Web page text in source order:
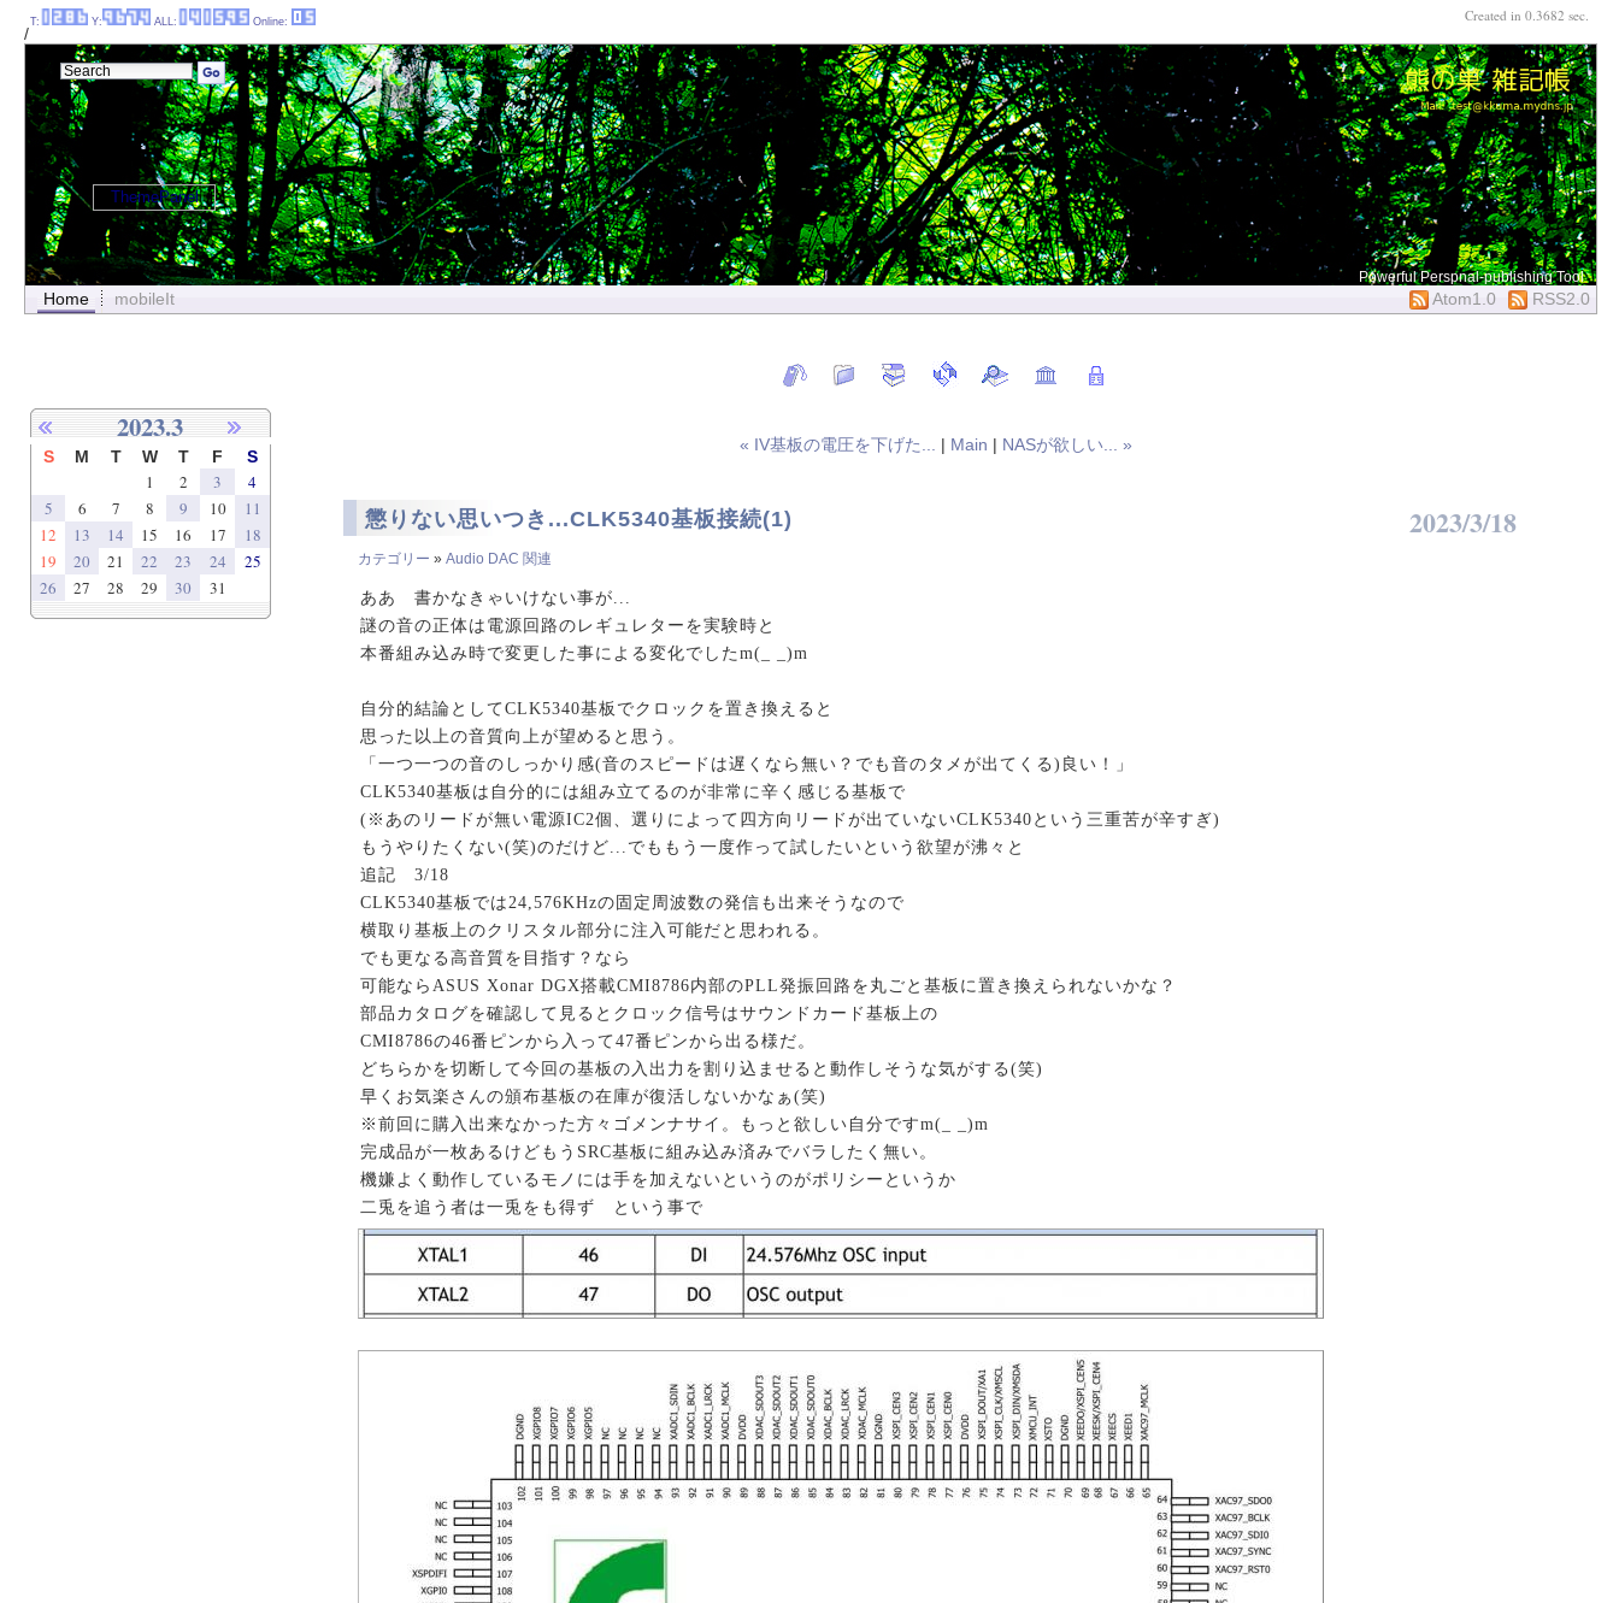
/
Powerful Perspnal-publishing Tool
Home mobileIt RSS2.0
Atom1.0
« IV基板の電圧を下げた... | Main | NASが欲しい... »
懲りない思いつき...CLK5340基板接続(1) 2023/3/18
カテゴリー » Audio DAC 関連
ああ 書かなきゃいけない事が...
謎の音の正体は電源回路のレギュレターを実験時と
本番組み込み時で変更した事による変化でしたm(_ _)m
自分的結論としてCLK5340基板でクロックを置き換えると
思った以上の音質向上が望めると思う。
「一つ一つの音のしっかり感(音のスピードは遅くなら無い？でも音のタメが出てくる)良い！」
CLK5340基板は自分的には組み立てるのが非常に辛く感じる基板で
(※あのリードが無い電源IC2個、選りによって四方向リードが出ていないCLK5340という三重苦が辛すぎ)
もうやりたくない(笑)のだけど...でももう一度作って試したいという欲望が沸々と
追記 3/18
CLK5340基板では24,576KHzの固定周波数の発信も出来そうなので
横取り基板上のクリスタル部分に注入可能だと思われる。
でも更なる高音質を目指す？なら
可能ならASUS Xonar DGX搭載CMI8786内部のPLL発振回路を丸ごと基板に置き換えられないかな？
部品カタログを確認して見るとクロック信号はサウンドカード基板上の
CMI8786の46番ピンから入って47番ピンから出る様だ。
どちらかを切断して今回の基板の入出力を割り込ませると動作しそうな気がする(笑)
早くお気楽さんの頒布基板の在庫が復活しないかなぁ(笑)
※前回に購入出来なかった方々ゴメンナサイ。もっと欲しい自分ですm(_ _)m
完成品が一枚あるけどもうSRC基板に組み込み済みでバラしたく無い。
機嫌よく動作しているモノには手を加えないというのがポリシーというか
二兎を追う者は一兎をも得ず という事で
2023.3
S M T W T F S
1 2 3
4
5
6 7 8 9 10
11
12
13 14 15 16 17
18
19
20 21 22 23 24
25
26
27 28 29 30 31
T: Y: ALL: Online:
ThemePanel
Created in 0.3682 sec.